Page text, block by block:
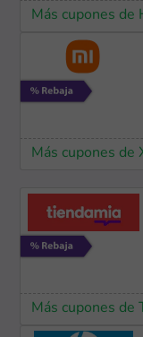
Más cupones de
Más cupones de
Más cupones de